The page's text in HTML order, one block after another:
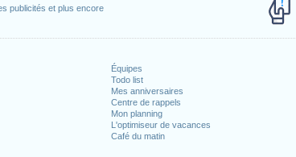
publicités et plus encore
Équipes
Todo list
Mes anniversaires
Centre de rappels
Mon planning
L'optimiseur de vacances
Café du matin